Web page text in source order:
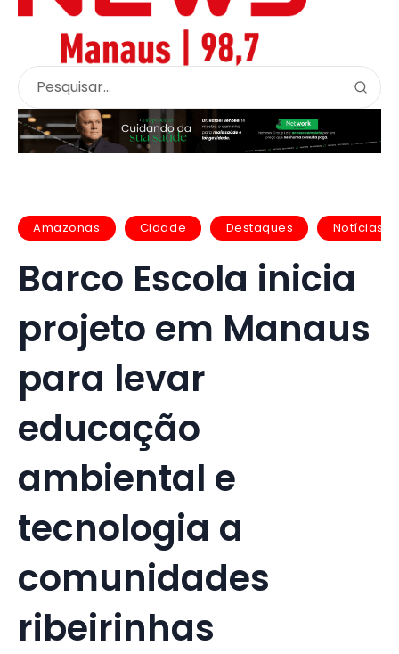
Amazonas Cidade Destaques Notícias
Barco Escola inicia
projeto em Manaus
para levar
educação
ambiental e
tecnologia a
comunidades
ribeirinhas